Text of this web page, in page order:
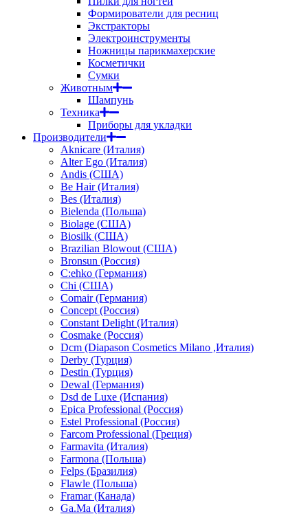
Формирователи для ресниц
Экстракторы
Электроинструменты
Ножницы парикмахерские
Косметички
Сумки
Животным
Шампунь
Техника
Приборы для укладки
Производители
Aknicare (Италия)
Alter Ego (Италия)
Andis (США)
Be Hair (Италия)
Bes (Италия)
Bielenda (Польша)
Biolage (США)
Biosilk (США)
Brazilian Blowout (США)
Bronsun (Россия)
C:ehko (Германия)
Chi (США)
Comair (Германия)
Concept (Россия)
Constant Delight (Италия)
Cosmake (Россия)
Dcm (Diapason Cosmetics Milano ,Италия)
Derby (Турция)
Destin (Турция)
Dewal (Германия)
Dsd de Luxe (Испания)
Epica Professional (Россия)
Estel Professional (Россия)
Farcom Professional (Греция)
Farmavita (Италия)
Farmona (Польша)
Felps (Бразилия)
Flawle (Польша)
Framar (Канада)
Ga.Ma (Италия)